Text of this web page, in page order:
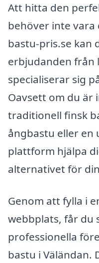
Att hitta den
behöver inte vara
bastu-pris.se kan
erbjudanden från
specialiserar sig
Oavsett om du är
traditionell finsk
ångbastu eller en
plattform hjälpa
alternativet för
Genom att fylla i
webbplats, får du
professionella
bastu i Väländan.